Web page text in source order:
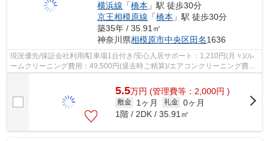
横浜線 「橋本 」駅 徒歩30分
京王相模原線 「橋本 」駅 徒歩30分
築35年 / 35.91㎡
神奈川県相模原市中央区田名1636
現況優先/保証会社利用/駐車場1台付き/安心入居サポート：1,210円(月々)/ル
ームクリーニング費用：49,500円(退去時ご精算)/エアコンクリーニング費
5.5万円 (管理費等：2,000円 )
敷金 1ヶ月 礼金 0ヶ月
1階 / 2DK / 35.91㎡